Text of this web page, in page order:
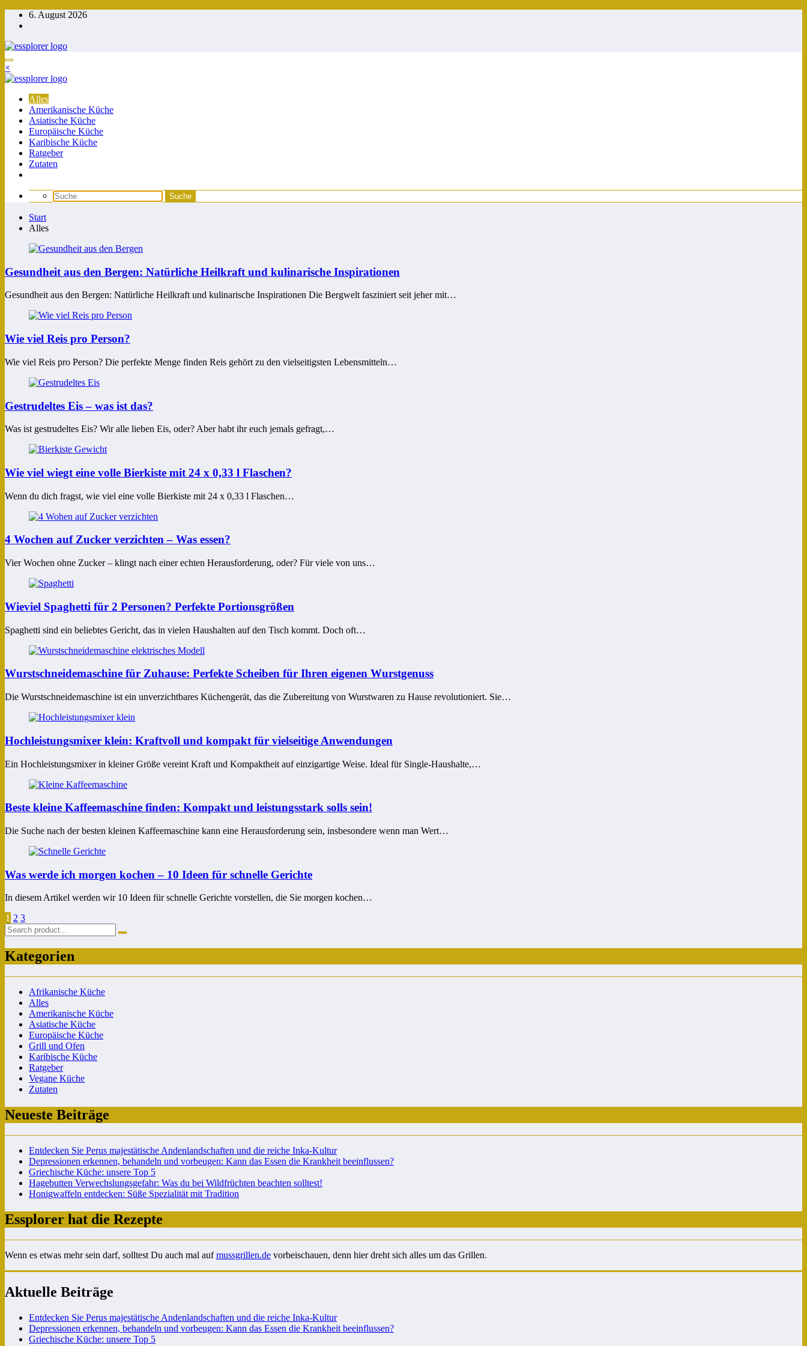
Zum
Inhalt
6. August 2026
×
Alles
Amerikanische Küche
Asiatische Küche
Europäische Küche
Karibische Küche
Ratgeber
Zutaten
Start
Alles
Gesundheit aus den Bergen: Natürliche Heilkraft und kulinarische Inspirationen
Gesundheit aus den Bergen: Natürliche Heilkraft und kulinarische Inspirationen Die Bergwelt fasziniert seit jeher mit…
Wie viel Reis pro Person?
Wie viel Reis pro Person? Die perfekte Menge finden Reis gehört zu den vielseitigsten Lebensmitteln…
Gestrudeltes Eis – was ist das?
Was ist gestrudeltes Eis? Wir alle lieben Eis, oder? Aber habt ihr euch jemals gefragt,…
Wie viel wiegt eine volle Bierkiste mit 24 x 0,33 l Flaschen?
Wenn du dich fragst, wie viel eine volle Bierkiste mit 24 x 0,33 l Flaschen…
4 Wochen auf Zucker verzichten – Was essen?
Vier Wochen ohne Zucker – klingt nach einer echten Herausforderung, oder? Für viele von uns…
Wieviel Spaghetti für 2 Personen? Perfekte Portionsgrößen
Spaghetti sind ein beliebtes Gericht, das in vielen Haushalten auf den Tisch kommt. Doch oft…
Wurstschneidemaschine für Zuhause: Perfekte Scheiben für Ihren eigenen Wurstgenuss
Die Wurstschneidemaschine ist ein unverzichtbares Küchengerät, das die Zubereitung von Wurstwaren zu Hause revolutioniert. Sie…
Hochleistungsmixer klein: Kraftvoll und kompakt für vielseitige Anwendungen
Ein Hochleistungsmixer in kleiner Größe vereint Kraft und Kompaktheit auf einzigartige Weise. Ideal für Single-Haushalte,…
Beste kleine Kaffeemaschine finden: Kompakt und leistungsstark solls sein!
Die Suche nach der besten kleinen Kaffeemaschine kann eine Herausforderung sein, insbesondere wenn man Wert…
Was werde ich morgen kochen – 10 Ideen für schnelle Gerichte
In diesem Artikel werden wir 10 Ideen für schnelle Gerichte vorstellen, die Sie morgen kochen…
Seitennummerierung
der
Beiträge
1 2 3
Kategorien
Afrikanische Küche
Alles
Amerikanische Küche
Asiatische Küche
Europäische Küche
Grill und Ofen
Karibische Küche
Ratgeber
Vegane Küche
Zutaten
Neueste Beiträge
Entdecken Sie Perus majestätische Andenlandschaften und die reiche Inka-Kultur
Depressionen erkennen, behandeln und vorbeugen: Kann das Essen die Krankheit beeinflussen?
Griechische Küche: unsere Top 5
Hagebutten Verwechslungsgefahr: Was du bei Wildfrüchten beachten solltest!
Honigwaffeln entdecken: Süße Spezialität mit Tradition
Essplorer hat die Rezepte
Wenn es etwas mehr sein darf, solltest Du auch mal aufmussgrillen.de vorbeischauen, denn hier dreht sich alles um das Grillen.
Aktuelle Beiträge
Entdecken Sie Perus majestätische Andenlandschaften und die reiche Inka-Kultur
Depressionen erkennen, behandeln und vorbeugen: Kann das Essen die Krankheit beeinflussen?
Griechische Küche: unsere Top 5